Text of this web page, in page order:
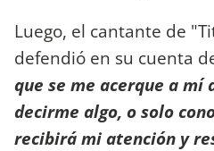
Luego, el cantante de
defendió en su cuenta
que se me acerque a mí
decirme algo, o solo
recibirá mi atención y